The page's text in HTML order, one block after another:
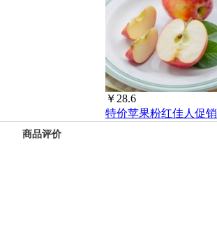
￥28.6
特价苹果粉红佳人促销
商品评价